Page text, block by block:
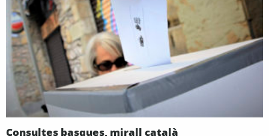
Consultes basques, mirall català